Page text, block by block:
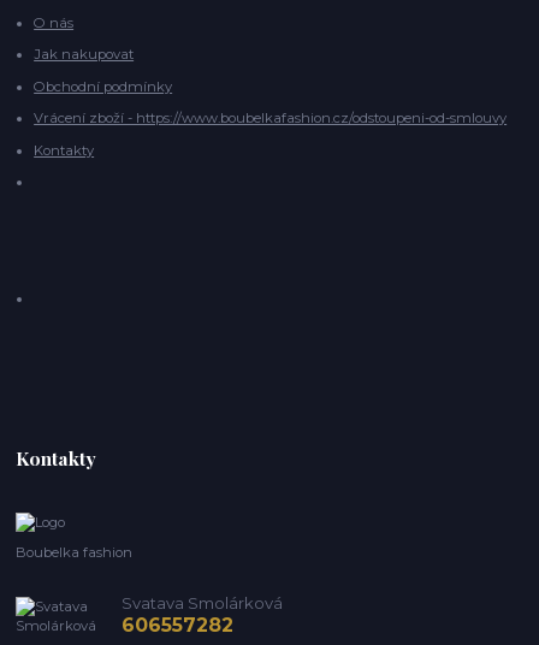
O nás
Jak nakupovat
Obchodní podmínky
Vrácení zboží - https://www.boubelkafashion.cz/odstoupeni-od-smlouvy
Kontakty
Kontakty
Boubelka fashion
Svatava Smolárková
606557282